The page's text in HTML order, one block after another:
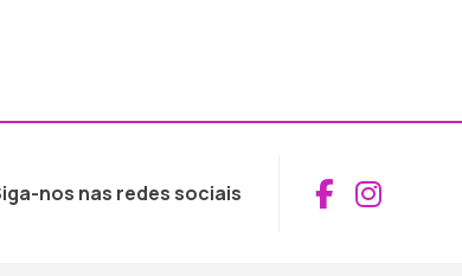
nos nas redes sociais Aceder